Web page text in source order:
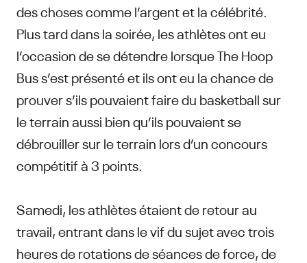
des choses comme l’argent et la célébrité.
Plus tard dans la soirée, les athlètes ont eu
l’occasion de se détendre lorsque The Hoop
Bus s’est présenté et ils ont eu la chance de
prouver s’ils pouvaient faire du basketball sur
le terrain aussi bien qu’ils pouvaient se
débrouiller sur le terrain lors d’un concours
compétitif à 3 points.
Samedi, les athlètes étaient de retour au
travail, entrant dans le vif du sujet avec trois
heures de rotations de séances de force, de